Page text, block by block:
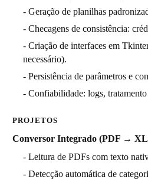
- Geração de planilhas
- Checagens de consistência:
- Criação de interfaces em
necessário).
- Persistência de parâmetros e
- Confiabilidade: logs,
PROJETOS
Conversor Integrado (PDF →
- Leitura de PDFs com texto
- Detecção automática de